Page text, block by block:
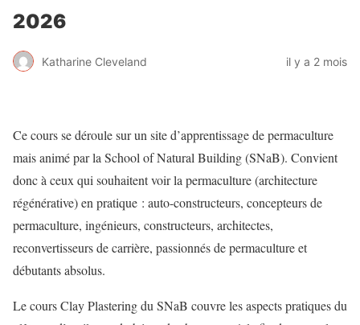
2026
Katharine Cleveland il y a 2 mois
Ce cours se déroule sur un site d’apprentissage de permaculture
mais animé par la School of Natural Building (SNaB). Convient
donc à ceux qui souhaitent voir la permaculture (architecture
régénérative) en pratique : auto-constructeurs, concepteurs de
permaculture, ingénieurs, constructeurs, architectes,
reconvertisseurs de carrière, passionnés de permaculture et
débutants absolus.
Le cours Clay Plastering du SNaB couvre les aspects pratiques du